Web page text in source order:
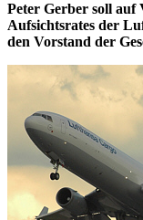
Peter Gerber soll auf
Aufsichtsrates der
den Vorstand der